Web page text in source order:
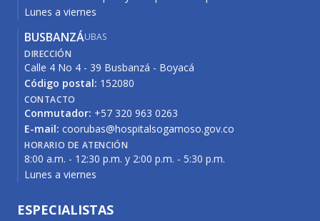
Lunes a viernes
BUSBANZÁUBAS
DIRECCIÓN
Calle 4 No 4 - 39 Busbanzá - Boyacá
Código postal: 152080
CONTACTO
Conmutador: +57 320 963 0263
E-mail: coorubas@hospitalsogamoso.gov.co
HORARIO DE ATENCIÓN
8:00 a.m. - 12:30 p.m. y 2:00 p.m. - 5:30 p.m.
Lunes a viernes
ESPECIALISTAS